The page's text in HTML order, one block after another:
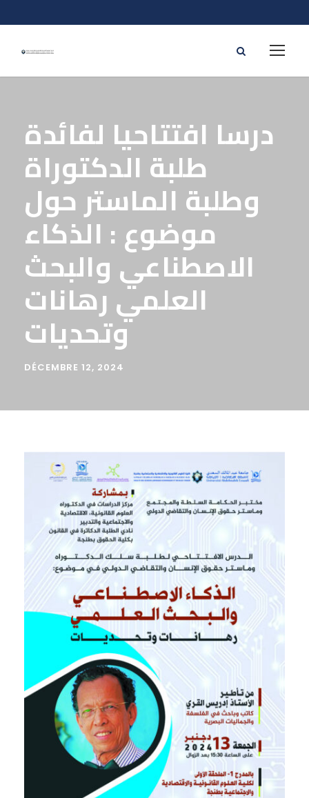
درسا افتتاحيا لفائدة
طلبة الدكتوراة
وطلبة الماستر حول
موضوع : الذكاء
الاصطناعي والبحث
العلمي رهانات
وتحديات
DÉCEMBRE 12, 2024